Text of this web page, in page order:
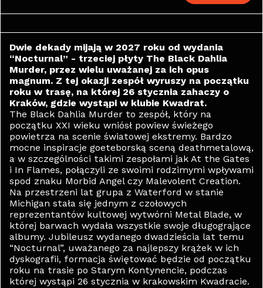
Dwie dekady mijają w 2027 roku od wydania
“Nocturnal” - trzeciej płyty The Black Dahlia
Murder, przez wielu uważanej za ich opus
magnum. Z tej okazji zespół wyruszy na początku
roku w trasę, na której 26 stycznia zahaczy o
Kraków, gdzie wystąpi w klubie Kwadrat.
The Black Dahlia Murder to zespół, który na
początku XXI wieku wniósł powiew świeżego
powietrza na scenie światowej ekstremy. Bardzo
mocne inspiracje goeteborską sceną deathmetalową,
a w szczególności takimi zespołami jak At the Gates
i In Flames, połączyli ze swoimi rodzimymi wpływami
spod znaku Morbid Angel czy Malevolent Creation.
Na przestrzeni lat grupa z Waterford w stanie
Michigan stała się jednym z czołowych
reprezentantów kultowej wytwórni Metal Blade, w
której barwach wydała wszystkie swoje długogrające
albumy. Jubileusz wydanego dwadzieścia lat temu
“Nocturnal”, uważanego za najlepszy krążek w ich
dyskografii, formacja świętować będzie od początku
roku na trasie po Starym Kontynencie, podczas
której wystąpi 26 stycznia w krakowskim Kwadracie.